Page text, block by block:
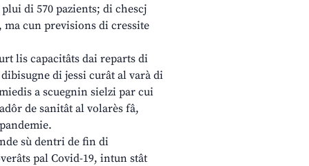
di 570 pazients; di chescj
cun previsions di cressite
lis capacitâts dai reparts di
di jessi curât al varà di
a scuegnin sielzi par cui
de sanitât al volarès fâ,
sù dentri de fin di
pal Covid-19, intun stât